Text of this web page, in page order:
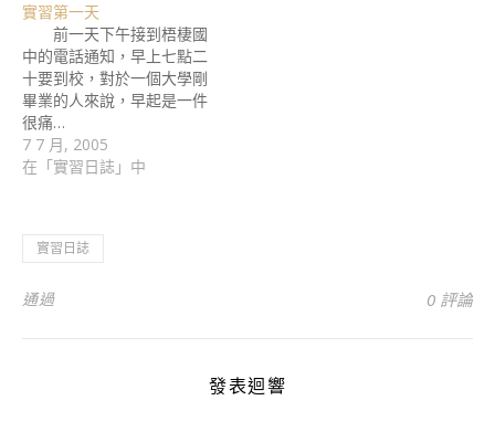
實習第一天
前一天下午接到梧棲國
中的電話通知，早上七點二
十要到校，對於一個大學剛
畢業的人來說，早起是一件
很痛…
7 7 月, 2005
在「實習日誌」中
實習日誌
通過 0 評論
發表迴響